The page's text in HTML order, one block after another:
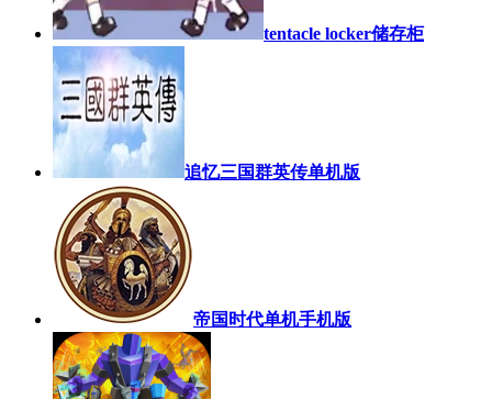
tentacle locker储存柜
追忆三国群英传单机版
帝国时代单机手机版